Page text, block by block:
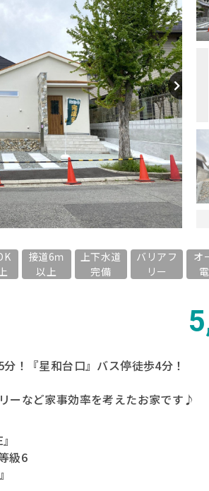
接道6ｍ
以上
上下水道
完備
バリアフ
リー
オ
！『星和台口』バス停徒歩4分！
ーなど家事効率を考えたお家です♪
級6